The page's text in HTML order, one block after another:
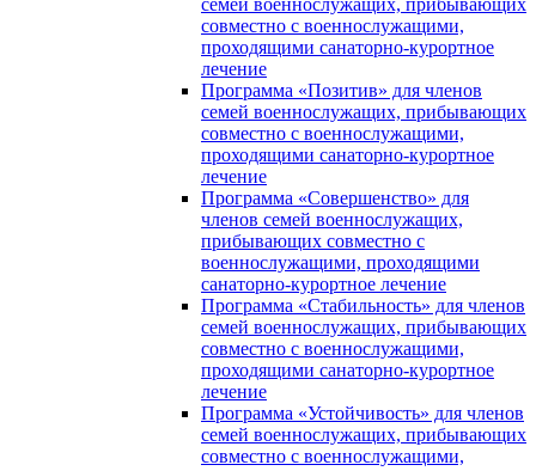
семей военнослужащих, прибывающих
совместно с военнослужащими,
проходящими санаторно-курортное
лечение
Программа «Позитив» для членов
семей военнослужащих, прибывающих
совместно с военнослужащими,
проходящими санаторно-курортное
лечение
Программа «Совершенство» для
членов семей военнослужащих,
прибывающих совместно с
военнослужащими, проходящими
санаторно-курортное лечение
Программа «Стабильность» для членов
семей военнослужащих, прибывающих
совместно с военнослужащими,
проходящими санаторно-курортное
лечение
Программа «Устойчивость» для членов
семей военнослужащих, прибывающих
совместно с военнослужащими,